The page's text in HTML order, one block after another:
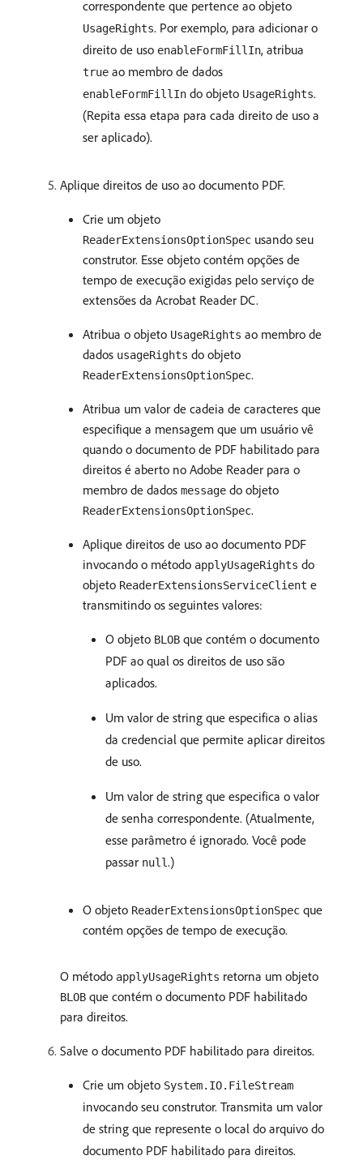
correspondente que pertence ao objeto
UsageRights. Por exemplo, para adicionar o
direito de uso enableFormFillIn, atribua
true ao membro de dados
enableFormFillIn do objeto UsageRights.
(Repita essa etapa para cada direito de uso a
ser aplicado).
Aplique direitos de uso ao documento PDF.
Crie um objeto
ReaderExtensionsOptionSpec usando seu
construtor. Esse objeto contém opções de
tempo de execução exigidas pelo serviço de
extensões da Acrobat Reader DC.
Atribua o objeto UsageRights ao membro de
dados usageRights do objeto
ReaderExtensionsOptionSpec.
Atribua um valor de cadeia de caracteres que
especifique a mensagem que um usuário vê
quando o documento de PDF habilitado para
direitos é aberto no Adobe Reader para o
membro de dados message do objeto
ReaderExtensionsOptionSpec.
Aplique direitos de uso ao documento PDF
invocando o método applyUsageRights do
objeto ReaderExtensionsServiceClient e
transmitindo os seguintes valores:
O objeto BLOB que contém o documento
PDF ao qual os direitos de uso são
aplicados.
Um valor de string que especifica o alias
da credencial que permite aplicar direitos
de uso.
Um valor de string que especifica o valor
de senha correspondente. (Atualmente,
esse parâmetro é ignorado. Você pode
passar null.)
O objeto ReaderExtensionsOptionSpec que
contém opções de tempo de execução.
O método applyUsageRights retorna um objeto
BLOB que contém o documento PDF habilitado
para direitos.
Salve o documento PDF habilitado para direitos.
Crie um objeto System.IO.FileStream
invocando seu construtor. Transmita um valor
de string que represente o local do arquivo do
documento PDF habilitado para direitos.